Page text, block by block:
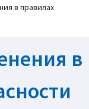
в правилах
в